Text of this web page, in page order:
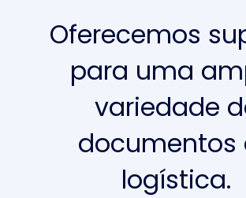
Oferecemos
para uma
variedade
documentos
logística.